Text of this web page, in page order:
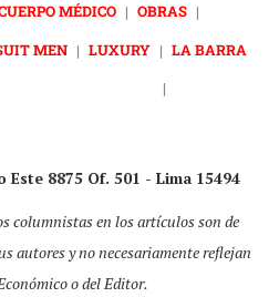
MÉDICO | OBRAS |
MEN | LUXURY | LA BARRA
|
8875 Of. 501 - Lima 15494
columnistas en los artículos son de
autores y no necesariamente reflejan
o del Editor.